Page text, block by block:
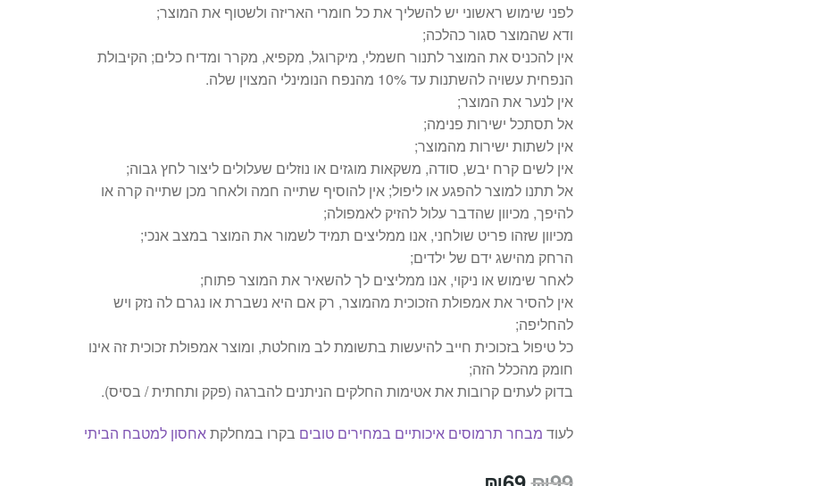
לפני שימוש ראשוני יש להשליך את כל חומרי האריזה ולשטוף את המוצר;
ודא שהמוצר סגור כהלכה;
אין להכניס את המוצר לתנור חשמלי, מיקרוגל, מקפיא, מקרר ומדיח כלים; הקיבולת
הנפחית עשויה להשתנות עד 10% מהנפח הנומינלי המצוין שלה.
אין לנער את המוצר;
אל תסתכל ישירות פנימה;
אין לשתות ישירות מהמוצר;
אין לשים קרח יבש, סודה, משקאות מוגזים או נוזלים שעלולים ליצור לחץ גבוה;
אל תתנו למוצר להפגע או ליפול; אין להוסיף שתייה חמה ולאחר מכן שתייה קרה או
להיפך, מכיוון שהדבר עלול להזיק לאמפולה;
מכיוון שזהו פריט שולחני, אנו ממליצים תמיד לשמור את המוצר במצב אנכי;
הרחק מהישג ידם של ילדים;
לאחר שימוש או ניקוי, אנו ממליצים לך להשאיר את המוצר פתוח;
אין להסיר את אמפולת הזכוכית מהמוצר, רק אם היא נשברת או נגרם לה נזק ויש
להחליפה;
כל טיפול בזכוכית חייב להיעשות בתשומת לב מוחלטת, ומוצר אמפולת זכוכית זה אינו
חומק מהכלל הזה;
בדוק לעתים קרובות את אטימות החלקים הניתנים להברגה (פקק ותחתית / בסיס).
לעוד מבחר תרמוסים איכותיים במחירים טובים בקרו במחלקתאחסון למטבח הביתי
המחיר